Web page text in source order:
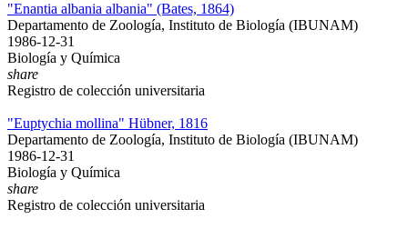
"Enantia albania albania" (Bates, 1864)
Departamento de Zoología, Instituto de Biología (IBUNAM)
1986-12-31
Biología y Química
share
Registro de colección universitaria
"Euptychia mollina" Hübner, 1816
Departamento de Zoología, Instituto de Biología (IBUNAM)
1986-12-31
Biología y Química
share
Registro de colección universitaria